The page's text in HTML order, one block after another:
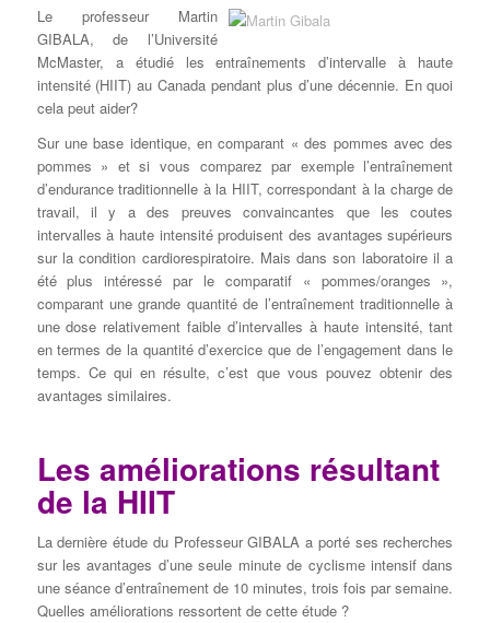
Le professeur Martin
GIBALA, de l’Université
McMaster, a étudié les entraînements d’intervalle à haute
intensité (HIIT) au Canada pendant plus d’une décennie. En quoi
cela peut aider?
Sur une base identique, en comparant « des pommes avec des
pommes » et si vous comparez par exemple l’entraînement
d’endurance traditionnelle à la HIIT, correspondant à la charge de
travail, il y a des preuves convaincantes que les coutes
intervalles à haute intensité produisent des avantages supérieurs
sur la condition cardiorespiratoire. Mais dans son laboratoire il a
été plus intéressé par le comparatif « pommes/oranges »,
comparant une grande quantité de l’entraînement traditionnelle à
une dose relativement faible d’intervalles à haute intensité, tant
en termes de la quantité d’exercice que de l’engagement dans le
temps. Ce qui en résulte, c’est que vous pouvez obtenir des
avantages similaires.
Les améliorations résultant
de la HIIT
La dernière étude du Professeur GIBALA a porté ses recherches
sur les avantages d’une seule minute de cyclisme intensif dans
une séance d’entraînement de 10 minutes, trois fois par semaine.
Quelles améliorations ressortent de cette étude ?